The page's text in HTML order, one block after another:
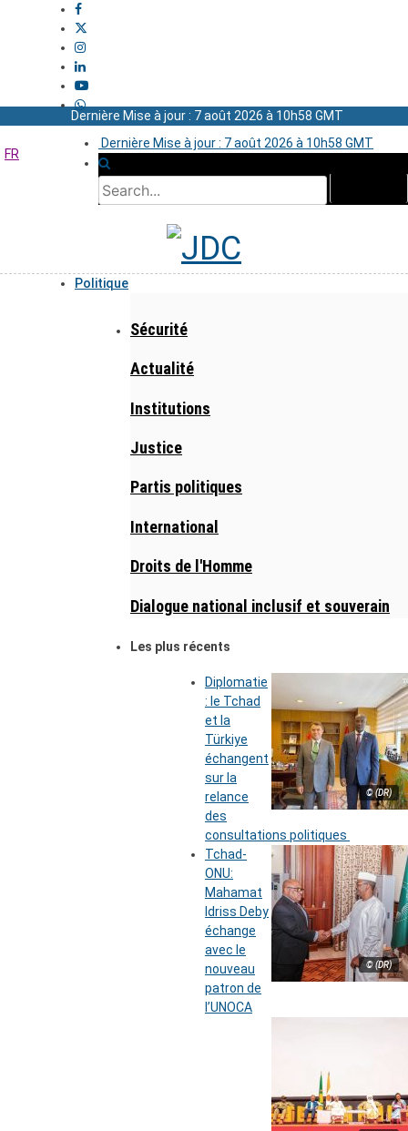
Dernière Mise à jour : 7 août 2026 à 10h58 GMT
Dernière Mise à jour : 7 août 2026 à 10h58 GMT
FR
Politique
Sécurité
Actualité
Institutions
Justice
Partis politiques
International
Droits de l'Homme
Dialogue national inclusif et souverain
Les plus récents
© (DR)
Diplomatie
: le Tchad
et la
Türkiye
échangent
sur la
relance
des
consultations politiques
© (DR)
Tchad-
ONU:
Mahamat
Idriss Deby
échange
avec le
nouveau
patron de
l’UNOCA